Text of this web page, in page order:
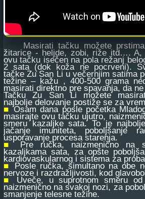
Masirati tačku možete
žitarice - heljde, zobi, riže itd…. A,
ovu tačku isečen na pola režanj
2 sata (dok koža ne pocrveni).
tačke Zu San Li u večernjim satima
težine – kažu , 400-500 grama
masirati direktno pre spavanja, da
Tačku Zu San Li možete
najbolje delovanje postiže se za
■ Osam dana posle početka
masirajte ovu tačku ujutro,
smeru kazaljke sata. To je
jačanje imuniteta, poboljšanje
usporavanje procesa starenja.
■ Pre ručka, naizmenično na
kazaljkama sata, za opšte
kardiovaskularnog i sistema za
■ Posle ručka, simultano na obe
nervoze i razdražljivosti, kod
■ Uveče, u suprotnom smeru
naizmenično na svakoj nozi, za
smanjenje telesne težine.